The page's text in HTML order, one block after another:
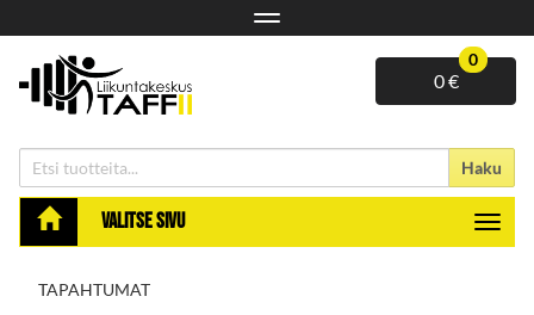
Navigaatio
0 €
0
Haku
Valitse sivu
TAPAHTUMAT